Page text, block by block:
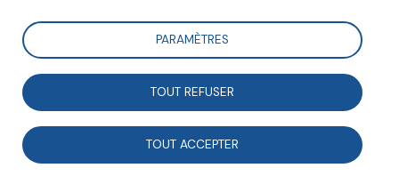
rapports entre associations et entreprises
Enjeux et demandes actuelles des
acteurs associations – entreprises
PARAMÈTRES
TOUT REFUSER
TOUT ACCEPTER